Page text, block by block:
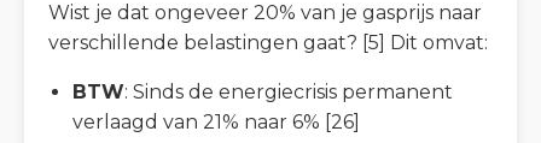
Wist je dat ongeveer 20% van je gasprijs naar
verschillende belastingen gaat? [5] Dit omvat:
BTW: Sinds de energiecrisis permanent
verlaagd van 21% naar 6% [26]